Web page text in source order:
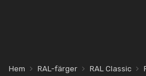
Hem RAL-färger RAL Classic